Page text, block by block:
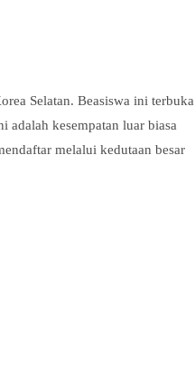
Selatan. Beasiswa ini terbuka
adalah kesempatan luar biasa
melalui kedutaan besar